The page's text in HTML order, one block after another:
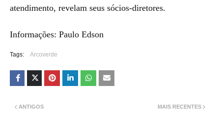
atendimento, revelam seus sócios-diretores.
Informações: Paulo Edson
Tags: Arcoverde
MAIS RECENTES
ANTIGOS